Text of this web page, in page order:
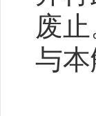
废
与